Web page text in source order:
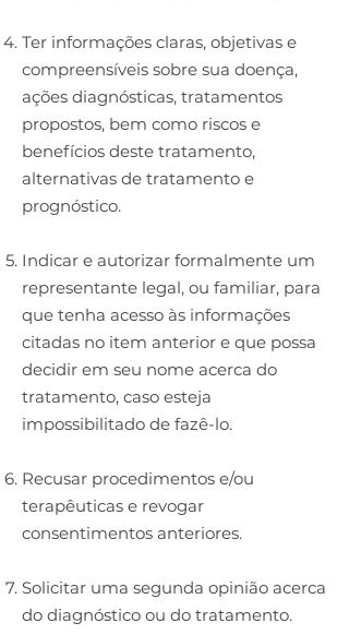
Ter informações claras, objetivas e
compreensíveis sobre sua doença,
ações diagnósticas, tratamentos
propostos, bem como riscos e
benefícios deste tratamento,
alternativas de tratamento e
prognóstico.
Indicar e autorizar formalmente um
representante legal, ou familiar, para
que tenha acesso às informações
citadas no item anterior e que possa
decidir em seu nome acerca do
tratamento, caso esteja
impossibilitado de fazê-lo.
Recusar procedimentos e/ou
terapêuticas e revogar
consentimentos anteriores.
Solicitar uma segunda opinião acerca
do diagnóstico ou do tratamento.